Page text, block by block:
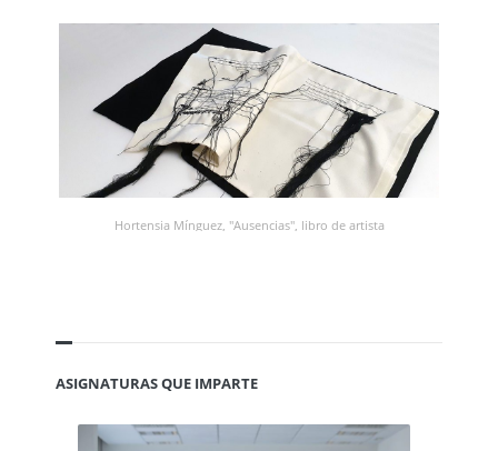
Hortensia Mínguez, ''Ausencias'', libro de artista
ASIGNATURAS QUE IMPARTE